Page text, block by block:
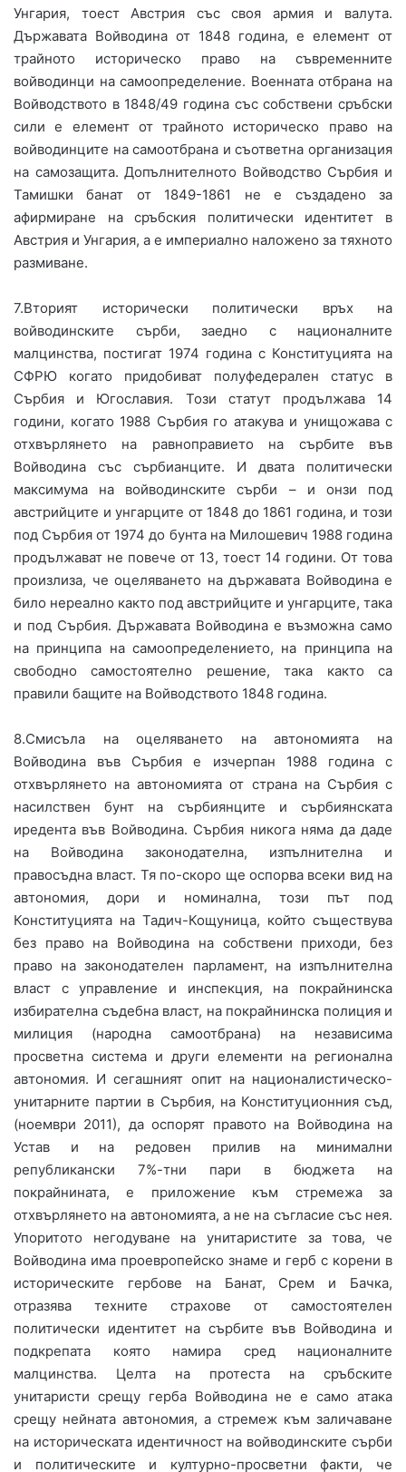
Унгария, тоест Австрия със своя армия и валута.
Държавата Войводина от 1848 година, е елемент от
трайното историческо право на съвременните
войводинци на самоопределение. Военната отбрана на
Войводството в 1848/49 година със собствени сръбски
сили е елемент от трайното историческо право на
войводинците на самоотбрана и съответна организация
на самозащита. Допълнителното Войводство Сърбия и
Тамишки банат от 1849-1861 не е създадено за
афирмиране на сръбския политически идентитет в
Австрия и Унгария, а е империално наложено за тяхното
размиване.
7.Вторият исторически политически връх на
войводинските сърби, заедно с националните
малцинства, постигат 1974 година с Конституцията на
СФРЮ когато придобиват полуфедерален статус в
Сърбия и Югославия. Този статут продължава 14
години, когато 1988 Сърбия го атакува и унищожава с
отхвърлянето на равноправието на сърбите във
Войводина със сърбианците. И двата политически
максимума на войводинските сърби – и онзи под
австрийците и унгарците от 1848 до 1861 година, и този
под Сърбия от 1974 до бунта на Милошевич 1988 година
продължават не повече от 13, тоест 14 години. От това
произлиза, че оцеляването на държавата Войводина е
било нереално както под австрийците и унгарците, така
и под Сърбия. Държавата Войводина е възможна само
на принципа на самоопределението, на принципа на
свободно самостоятелно решение, така както са
правили бащите на Войводството 1848 година.
8.Смисъла на оцеляването на автономията на
Войводина във Сърбия е изчерпан 1988 година с
отхвърлянето на автономията от страна на Сърбия с
насилствен бунт на сърбиянците и сърбиянската
иредента във Войводина. Сърбия никога няма да даде
на Войводина законодателна, изпълнителна и
правосъдна власт. Тя по-скоро ще оспорва всеки вид на
автономия, дори и номинална, този път под
Конституцията на Тадич-Кощуница, който съществува
без право на Войводина на собствени приходи, без
право на законодателен парламент, на изпълнителна
власт с управление и инспекция, на покрайнинска
избирателна съдебна власт, на покрайнинска полиция и
милиция (народна самоотбрана) на независима
просветна система и други елементи на регионална
автономия. И сегашният опит на националистическо-
унитарните партии в Сърбия, на Конституционния съд,
(ноември 2011), да оспорят правото на Войводина на
Устав и на редовен прилив на минимални
републикански 7%-тни пари в бюджета на
покрайнината, е приложение към стремежа за
отхвърлянето на автономията, а не на съгласие със нея.
Упоритото негодуване на унитаристите за това, че
Войводина има проевропейско знаме и герб с корени в
историческите гербове на Банат, Срем и Бачка,
отразява техните страхове от самостоятелен
политически идентитет на сърбите във Войводина и
подкрепата която намира сред националните
малцинства. Целта на протеста на сръбските
унитаристи срещу герба Войводина не е само атака
срещу нейната автономия, а стремеж към заличаване
на историческата идентичност на войводинските сърби
и политическите и културно-просветни факти, че